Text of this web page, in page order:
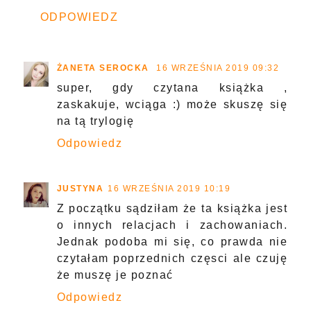
ODPOWIEDZ
ŻANETA SEROCKA 16 WRZEŚNIA 2019 09:32
super, gdy czytana książka ,
zaskakuje, wciąga :) może skuszę się
na tą trylogię
Odpowiedz
JUSTYNA 16 WRZEŚNIA 2019 10:19
Z początku sądziłam że ta książka jest
o innych relacjach i zachowaniach.
Jednak podoba mi się, co prawda nie
czytałam poprzednich częsci ale czuję
że muszę je poznać
Odpowiedz